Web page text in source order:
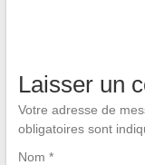
Laisser un
Votre adresse de
obligatoires sont
Nom *